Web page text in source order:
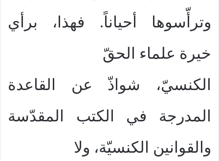
وترأّسوها أحياناً. فهذا، برأي
خيرة علماء الحقّ
الكنسيّ، شواذّ عن القاعدة
المدرجة في الكتب المقدّسة
والقوانين الكنسيّة، ولا